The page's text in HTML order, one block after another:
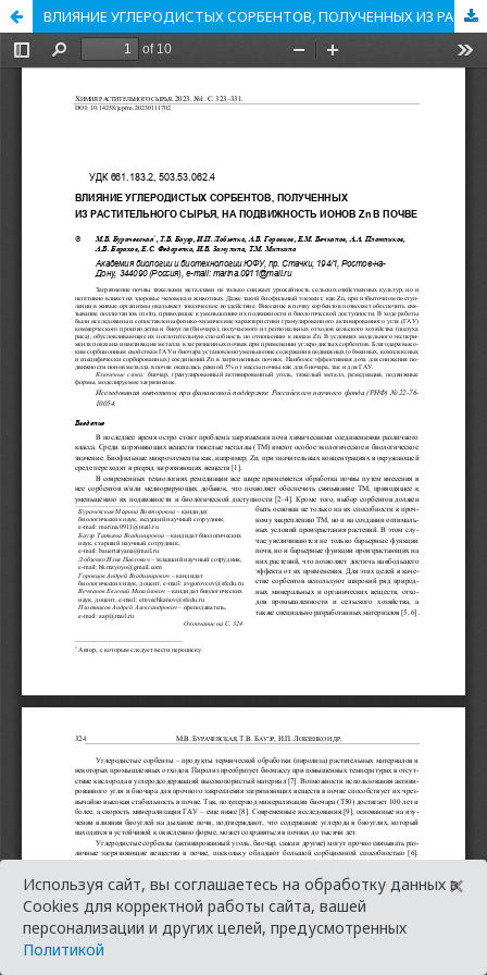
ВЛИЯНИЕ УГЛЕРОДИСТЫХ СОРБЕНТОВ, ПОЛУЧЕННЫХ ИЗ РАСТИТЕЛЬНОГО СЫРЬЯ, НА ПОДВИЖНОСТЬ ИОНОВ Zn В ПОЧВЕ
Используя сайт, вы соглашаетесь на обработку данных в
Cookies для корректной работы сайта, вашей
персонализации и других целей, предусмотренных
Политикой
×